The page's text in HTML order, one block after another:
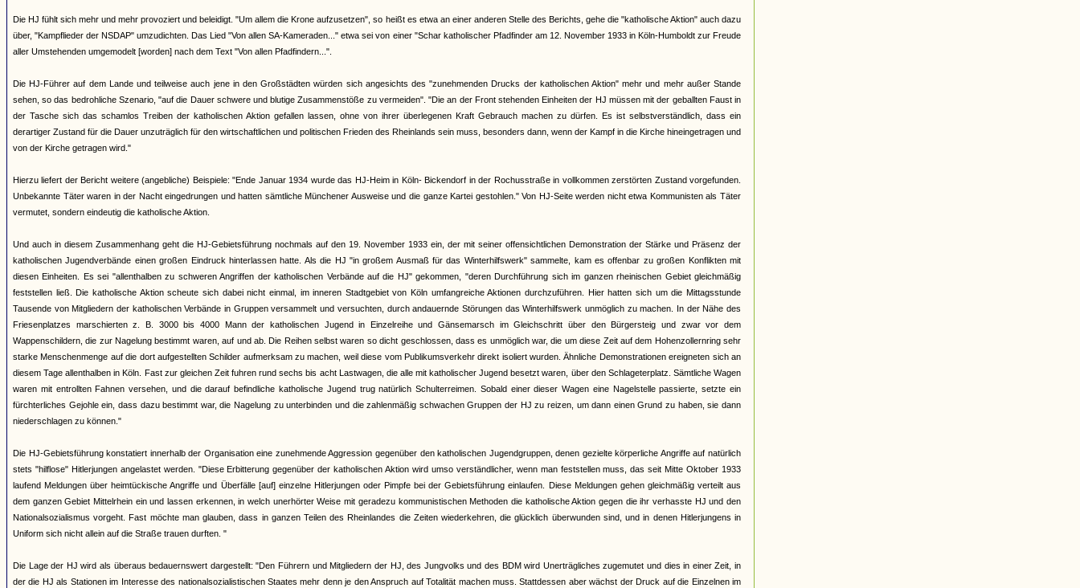
Die HJ fühlt sich mehr und mehr provoziert und beleidigt. "Um allem die Krone aufzusetzen", so heißt es etwa an einer anderen Stelle des Berichts, gehe die "katholische Aktion" auch dazu
über, "Kampflieder der NSDAP" umzudichten. Das Lied "Von allen SA-Kameraden..." etwa sei von einer "Schar katholischer Pfadfinder am 12. November 1933 in Köln-Humboldt zur Freude
aller Umstehenden umgemodelt [worden] nach dem Text "Von allen Pfadfindern...".
Die HJ-Führer auf dem Lande und teilweise auch jene in den Großstädten würden sich angesichts des "zunehmenden Drucks der katholischen Aktion" mehr und mehr außer Stande
sehen, so das bedrohliche Szenario, "auf die Dauer schwere und blutige Zusammenstöße zu vermeiden". "Die an der Front stehenden Einheiten der HJ müssen mit der geballten Faust in
der Tasche sich das schamlos Treiben der katholischen Aktion gefallen lassen, ohne von ihrer überlegenen Kraft Gebrauch machen zu dürfen. Es ist selbstverständlich, dass ein
derartiger Zustand für die Dauer unzuträglich für den wirtschaftlichen und politischen Frieden des Rheinlands sein muss, besonders dann, wenn der Kampf in die Kirche hineingetragen und
von der Kirche getragen wird."
Hierzu liefert der Bericht weitere (angebliche) Beispiele: "Ende Januar 1934 wurde das HJ-Heim in Köln- Bickendorf in der Rochusstraße in vollkommen zerstörten Zustand vorgefunden.
Unbekannte Täter waren in der Nacht eingedrungen und hatten sämtliche Münchener Ausweise und die ganze Kartei gestohlen." Von HJ-Seite werden nicht etwa Kommunisten als Täter
vermutet, sondern eindeutig die katholische Aktion.
Und auch in diesem Zusammenhang geht die HJ-Gebietsführung nochmals auf den 19. November 1933 ein, der mit seiner offensichtlichen Demonstration der Stärke und Präsenz der
katholischen Jugendverbände einen großen Eindruck hinterlassen hatte. Als die HJ "in großem Ausmaß für das Winterhilfswerk" sammelte, kam es offenbar zu großen Konflikten mit
diesen Einheiten. Es sei "allenthalben zu schweren Angriffen der katholischen Verbände auf die HJ" gekommen, "deren Durchführung sich im ganzen rheinischen Gebiet gleichmäßig
feststellen ließ. Die katholische Aktion scheute sich dabei nicht einmal, im inneren Stadtgebiet von Köln umfangreiche Aktionen durchzuführen. Hier hatten sich um die Mittagsstunde
Tausende von Mitgliedern der katholischen Verbände in Gruppen versammelt und versuchten, durch andauernde Störungen das Winterhilfswerk unmöglich zu machen. In der Nähe des
Friesenplatzes marschierten z. B. 3000 bis 4000 Mann der katholischen Jugend in Einzelreihe und Gänsemarsch im Gleichschritt über den Bürgersteig und zwar vor dem
Wappenschildern, die zur Nagelung bestimmt waren, auf und ab. Die Reihen selbst waren so dicht geschlossen, dass es unmöglich war, die um diese Zeit auf dem Hohenzollernring sehr
starke Menschenmenge auf die dort aufgestellten Schilder aufmerksam zu machen, weil diese vom Publikumsverkehr direkt isoliert wurden. Ähnliche Demonstrationen ereigneten sich an
diesem Tage allenthalben in Köln. Fast zur gleichen Zeit fuhren rund sechs bis acht Lastwagen, die alle mit katholischer Jugend besetzt waren, über den Schlageterplatz. Sämtliche Wagen
waren mit entrollten Fahnen versehen, und die darauf befindliche katholische Jugend trug natürlich Schulterreimen. Sobald einer dieser Wagen eine Nagelstelle passierte, setzte ein
fürchterliches Gejohle ein, dass dazu bestimmt war, die Nagelung zu unterbinden und die zahlenmäßig schwachen Gruppen der HJ zu reizen, um dann einen Grund zu haben, sie dann
niederschlagen zu können."
Die HJ-Gebietsführung konstatiert innerhalb der Organisation eine zunehmende Aggression gegenüber den katholischen Jugendgruppen, denen gezielte körperliche Angriffe auf natürlich
stets "hilflose" Hitlerjungen angelastet werden. "Diese Erbitterung gegenüber der katholischen Aktion wird umso verständlicher, wenn man feststellen muss, das seit Mitte Oktober 1933
laufend Meldungen über heimtückische Angriffe und Überfälle [auf] einzelne Hitlerjungen oder Pimpfe bei der Gebietsführung einlaufen. Diese Meldungen gehen gleichmäßig verteilt aus
dem ganzen Gebiet Mittelrhein ein und lassen erkennen, in welch unerhörter Weise mit geradezu kommunistischen Methoden die katholische Aktion gegen die ihr verhasste HJ und den
Nationalsozialismus vorgeht. Fast möchte man glauben, dass in ganzen Teilen des Rheinlandes die Zeiten wiederkehren, die glücklich überwunden sind, und in denen Hitlerjungens in
Uniform sich nicht allein auf die Straße trauen durften. "
Die Lage der HJ wird als überaus bedauernswert dargestellt: "Den Führern und Mitgliedern der HJ, des Jungvolks und des BDM wird Unerträgliches zugemutet und dies in einer Zeit, in
der die HJ als Stationen im Interesse des nationalsozialistischen Staates mehr denn je den Anspruch auf Totalität machen muss. Stattdessen aber wächst der Druck auf die Einzelnen im